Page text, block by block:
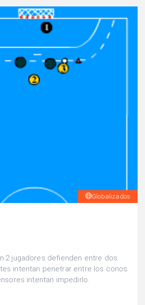
Globalizados
jugadores defienden entre dos
intentan penetrar entre los conos
intentan impedirlo.